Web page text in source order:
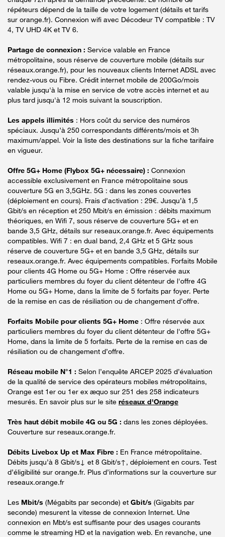
répéteurs dépend de la taille de votre logement (détails et tarifs
sur orange.fr). Connexion wifi avec Décodeur TV compatible : TV
4, TV UHD 4K et TV 6.
Partage de connexion : Service valable en France
métropolitaine, sous réserve de couverture mobile (détails sur
réseaux.orange.fr), pour les nouveaux clients Internet ADSL avec
rendez-vous ou Fibre. Crédit internet mobile de 200Go/mois
valable jusqu'à la mise en service de votre accès internet et au
plus tard jusqu'à 12 mois suivant la souscription.
Les appels illimités : Hors coût du service des numéros
spéciaux. Jusqu’à 250 correspondants différents/mois et 3h
maximum/appel. Voir la liste des destinations sur la fiche tarifaire
en vigueur.
Offre 5G+ Home (Flybox 5G+ nécessaire) : Connexion
accessible exclusivement en France métropolitaine sous
couverture 5G en 3,5GHz. 5G : dans les zones couvertes
(déploiement en cours). Frais d’activation : 29€. Jusqu’à 1,5
Gbit/s en réception et 250 Mbit/s en émission : débits maximum
théoriques, en Wifi 7, sous réserve de couverture 5G+ et en
bande 3,5 GHz, détails sur reseaux.orange.fr. Avec équipements
compatibles. Wifi 7 : en dual band, 2,4 GHz et 5 GHz sous
réserve de couverture 5G+ et en bande 3,5 GHz, détails sur
reseaux.orange.fr. Avec équipements compatibles. Forfaits Mobile
pour clients 4G Home ou 5G+ Home : Offre réservée aux
particuliers membres du foyer du client détenteur de l'offre 4G
Home ou 5G+ Home, dans la limite de 5 forfaits par foyer. Perte
de la remise en cas de résiliation ou de changement d’offre.
Forfaits Mobile pour clients 5G+ Home : Offre réservée aux
particuliers membres du foyer du client détenteur de l'offre 5G+
Home, dans la limite de 5 forfaits. Perte de la remise en cas de
résiliation ou de changement d’offre.
Réseau mobile N°1 : Selon l’enquête ARCEP 2025 d’évaluation
de la qualité de service des opérateurs mobiles métropolitains,
Orange est 1er ou 1er ex æquo sur 251 des 258 indicateurs
mesurés. En savoir plus sur le site réseaux d'Orange
Très haut débit mobile 4G ou 5G : dans les zones déployées.
Couverture sur reseaux.orange.fr.
Débits Livebox Up et Max Fibre : En France métropolitaine.
Débits jusqu’à 8 Gbit/s↓ et 8 Gbit/s↑, déploiement en cours. Test
d’éligibilité sur orange.fr. Plus d’informations sur la couverture sur
reseaux.orange.fr
Les Mbit/s (Mégabits par seconde) et Gbit/s (Gigabits par
seconde) mesurent la vitesse de connexion Internet. Une
connexion en Mbt/s est suffisante pour des usages courants
comme le streaming HD et la navigation web. En revanche, une